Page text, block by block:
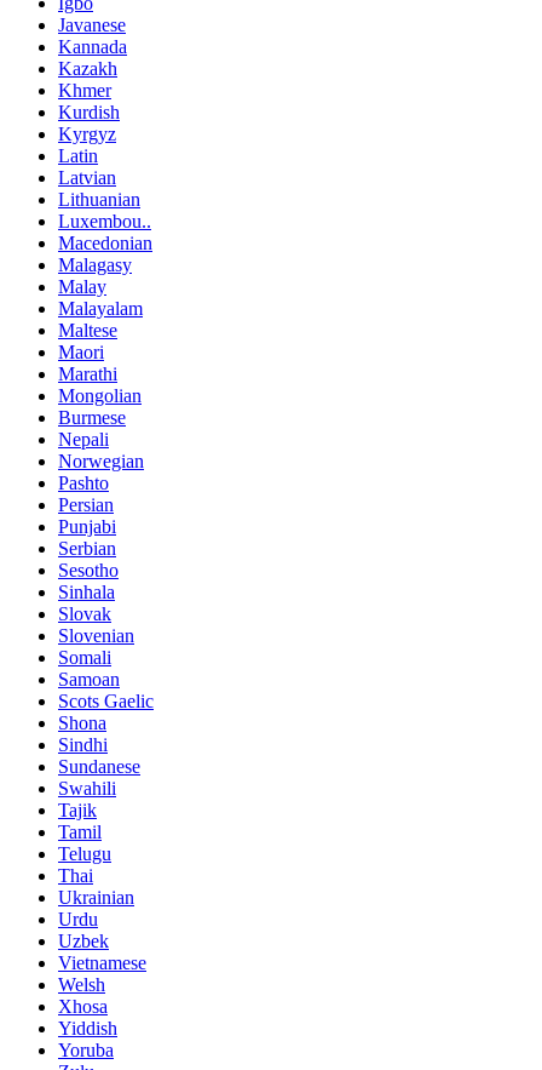
Javanese
Kannada
Kazakh
Khmer
Kurdish
Kyrgyz
Latin
Latvian
Lithuanian
Luxembou..
Macedonian
Malagasy
Malay
Malayalam
Maltese
Maori
Marathi
Mongolian
Burmese
Nepali
Norwegian
Pashto
Persian
Punjabi
Serbian
Sesotho
Sinhala
Slovak
Slovenian
Somali
Samoan
Scots Gaelic
Shona
Sindhi
Sundanese
Swahili
Tajik
Tamil
Telugu
Thai
Ukrainian
Urdu
Uzbek
Vietnamese
Welsh
Xhosa
Yiddish
Yoruba